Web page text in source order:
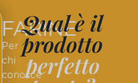
FARINE
Per
chi
conosce
Qual è il
prodotto
perfetto